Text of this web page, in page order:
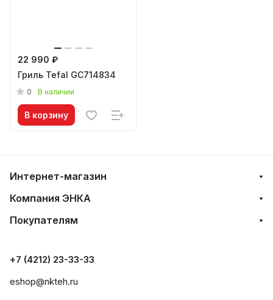
22 990 ₽
Гриль Tefal GC714834
0 В наличии
В корзину
Интернет-магазин
Компания ЭНКА
Покупателям
+7 (4212) 23-33-33
eshop@nkteh.ru
анализа событий на нашем веб-сайте, что позволяет
нам улучшать взаимодействие с пользователями и